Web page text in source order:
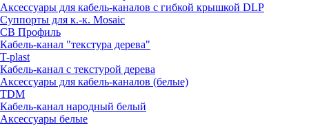
Аксессуары для кабель-каналов с гибкой крышкой DLP
Суппорты для к.-к. Mosaic
СВ Профиль
Кабель-канал "текстура дерева"
T-plast
Кабель-канал с текстурой дерева
Аксессуары для кабель-каналов (белые)
TDM
Кабель-канал народный белый
Аксессуары белые